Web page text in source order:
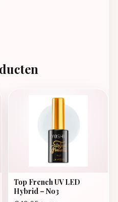
Top French UV LED
Hybrid – No3